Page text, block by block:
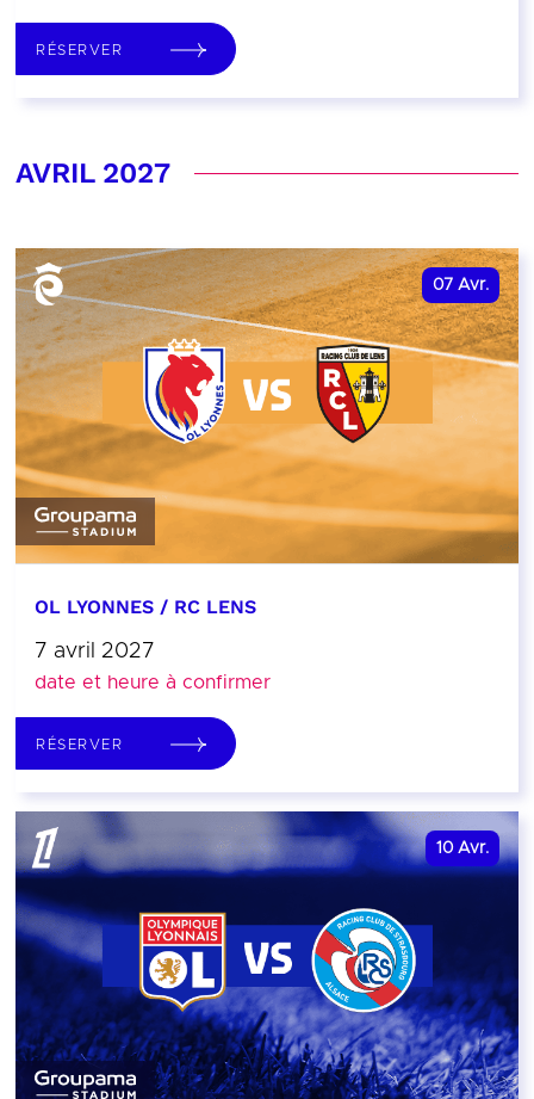
RÉSERVER
AVRIL 2027
07 Avr.
OL LYONNES / RC LENS
7 avril 2027
date et heure à confirmer
RÉSERVER
10 Avr.